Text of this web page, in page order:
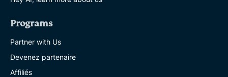
Programs
Partner with Us
Devenez partenaire
Affiliés